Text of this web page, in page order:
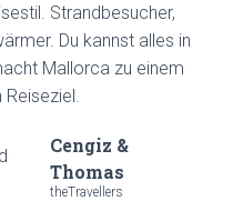
Strandbesucher,
Du kannst alles in
Mallorca zu einem
Cengiz &
Thomas
theTravellers